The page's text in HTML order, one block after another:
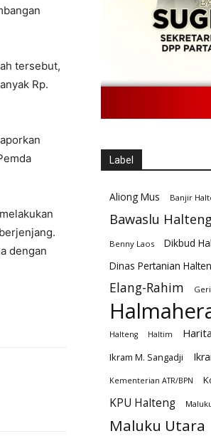
tersebut,
Rp.
dengan
Label
Aliong Mus Banjir
Bawaslu Halteng
Benny Laos
Dikbud
Dinas Pertanian
Elang-Rahim
Halteng Haltim
Ikram M. Sangadji
Kementerian ATR/BPN
KPU Halteng
Maluku Utara